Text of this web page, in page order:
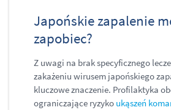
Japońskie zapalenie
zapobiec?
Z uwagi na brak specyficznego
zakażeniu wirusem japońskiego
kluczowe znaczenie. Profilaktyka
ograniczające ryzyko ukąszeń